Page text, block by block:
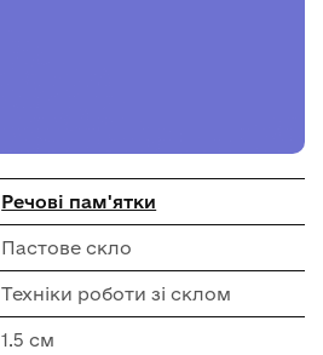
Речові пам'ятки
Пастове скло
Техніки роботи зі склом
1.5 см